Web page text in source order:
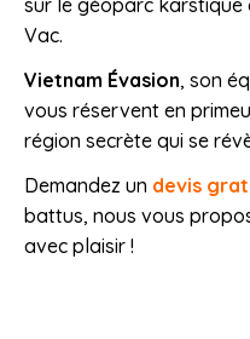
sur le géoparc karstique
Vac.
Vietnam Évasion, son
vous réservent en
région secrète qui se
Demandez un devis
battus, nous vous
avec plaisir !